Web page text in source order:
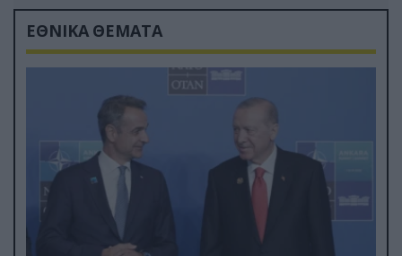
ΕΘΝΙΚΑ ΘΕΜΑΤΑ